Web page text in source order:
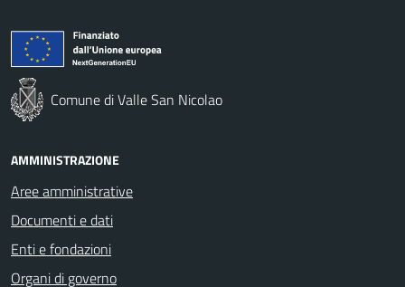
Comune di Valle San Nicolao
AMMINISTRAZIONE
Aree amministrative
Documenti e dati
Enti e fondazioni
Organi di governo